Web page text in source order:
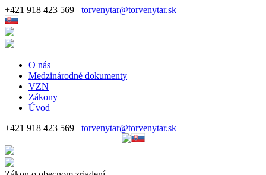
+421 918 423 569 torvenytar@torvenytar.sk
O nás
Medzinárodné dokumenty
VZN
Zákony
Úvod
+421 918 423 569 torvenytar@torvenytar.sk